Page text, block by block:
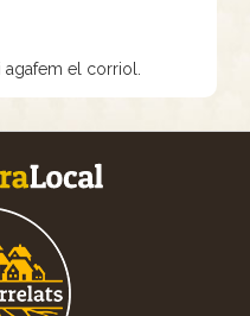
el corriol.